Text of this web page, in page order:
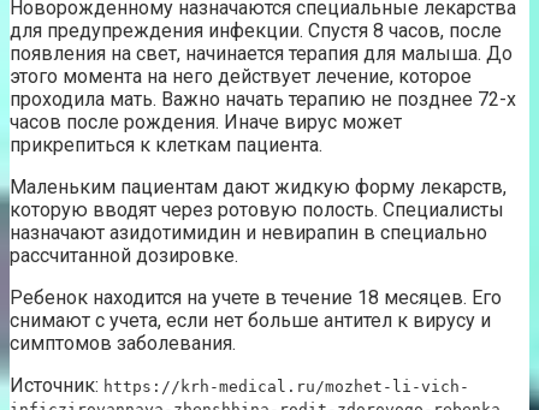
Новорожденному назначаются специальные лекарства
для предупреждения инфекции. Спустя 8 часов, после
появления на свет, начинается терапия для малыша. До
этого момента на него действует лечение, которое
проходила мать. Важно начать терапию не позднее 72-х
часов после рождения. Иначе вирус может
прикрепиться к клеткам пациента.
Маленьким пациентам дают жидкую форму лекарств,
которую вводят через ротовую полость. Специалисты
назначают азидотимидин и невирапин в специально
рассчитанной дозировке.
Ребенок находится на учете в течение 18 месяцев. Его
снимают с учета, если нет больше антител к вирусу и
симптомов заболевания.
Источник: https://krh-medical.ru/mozhet-li-vich-